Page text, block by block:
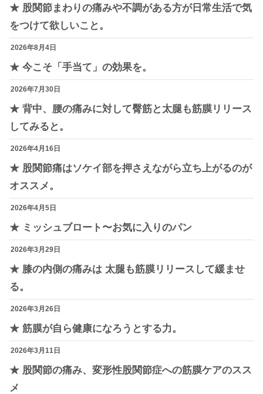
★ 股関節まわりの痛みや不調がある方が日常生活で気
をつけて欲しいこと。
2026年8月4日
★ 今こそ「手当て」の効果を。
2026年7月30日
★ 背中、腰の痛みに対して臀筋と太腿も筋膜リリース
してみると。
2026年4月16日
★ 股関節痛はソケイ部を押さえながら立ち上がるのが
オススメ。
2026年4月5日
★ ミッシュブロート〜お気に入りのパン
2026年3月29日
★ 膝の内側の痛みは 太腿も筋膜リリースして緩ませ
る。
2026年3月26日
★ 筋膜が自ら健康になろうとする力。
2026年3月11日
★ 股関節の痛み、変形性股関節症への筋膜ケアのスス
メ